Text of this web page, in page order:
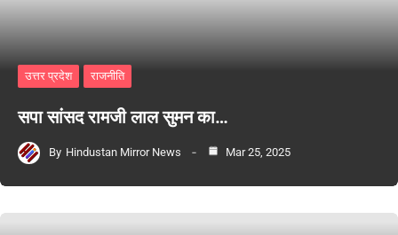
उत्तर प्रदेश राजनीति
सपा सांसद रामजी लाल सुमन का…
By Hindustan Mirror News Mar 25, 2025